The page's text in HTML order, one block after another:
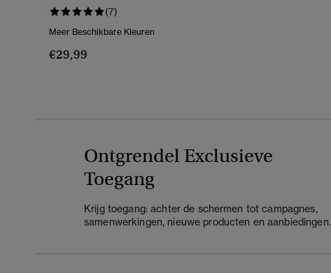
(7)
Meer Beschikbare Kleuren
€29,99
Ontgrendel Exclusieve
Toegang
Krijg toegang: achter de schermen tot campagnes,
samenwerkingen, nieuwe producten en aanbiedingen.